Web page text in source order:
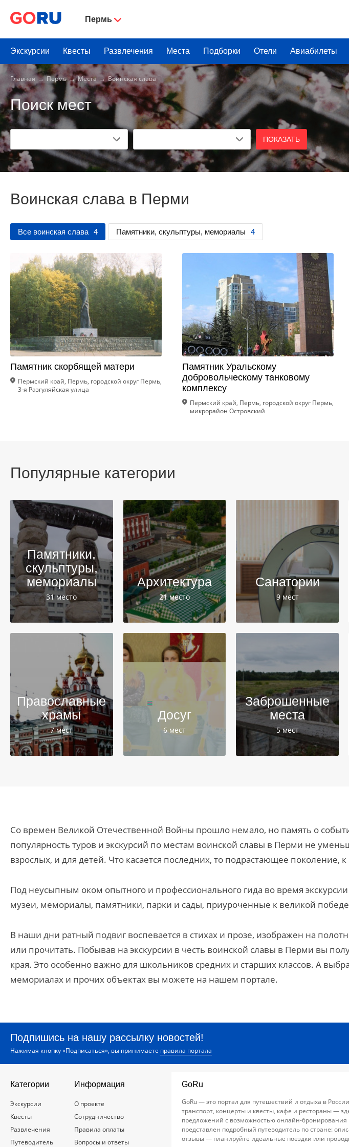
Пермь
Экскурсии Квесты Развлечения Места Подборки Отели Авиабилеты
Главная Пермь Места Воинская слава
Поиск мест
ПОКАЗАТЬ
Воинская слава в Перми
Все воинская слава 4 Памятники, скульптуры, мемориалы 4
Памятник скорбящей матери
Пермский край, Пермь, городской округ Пермь,
3-я Разгуляйская улица
Памятник Уральскому
добровольческому танковому
комплексу
Пермский край, Пермь, городской округ Пермь,
микрорайон Островский
Популярные категории
Памятники,
скульптуры,
мемориалы
31 место
Архитектура
21 место
Санатории
9 мест
Православные
храмы
7 мест
Досуг
6 мест
Заброшенные
места
5 мест
Со времен Великой Отечественной Войны прошло немало, но память о
популярность туров и экскурсий по местам воинской славы в Перми не
взрослых, и для детей. Что касается последних, то подрастающее
Под неусыпным оком опытного и профессионального гида во время
музеи, мемориалы, памятники, парки и сады, приуроченные к великой
В наши дни ратный подвиг воспевается в стихах и прозе, изображен на
или прочитать. Побывав на экскурсии в честь воинской славы в Перми вы
края. Это особенно важно для школьников средних и старших классов. А
мемориалах и прочих объектах вы можете на нашем портале.
Подпишись на нашу рассылку новостей!
Нажимая кнопку «Подписаться», вы принимаете правила портала
Категории
Экскурсии
Квесты
Развлечения
Путеводитель
Информация
О проекте
Сотрудничество
Правила оплаты
Вопросы и ответы
GoRu
GoRu — это портал для путешествий и отдыха в
транспорт, концерты и квесты, кафе и рестораны —
предложений с возможностью онлайн-бронирования
представлен подробный путеводитель по стране:
отзывы — планируйте идеальные поездки или